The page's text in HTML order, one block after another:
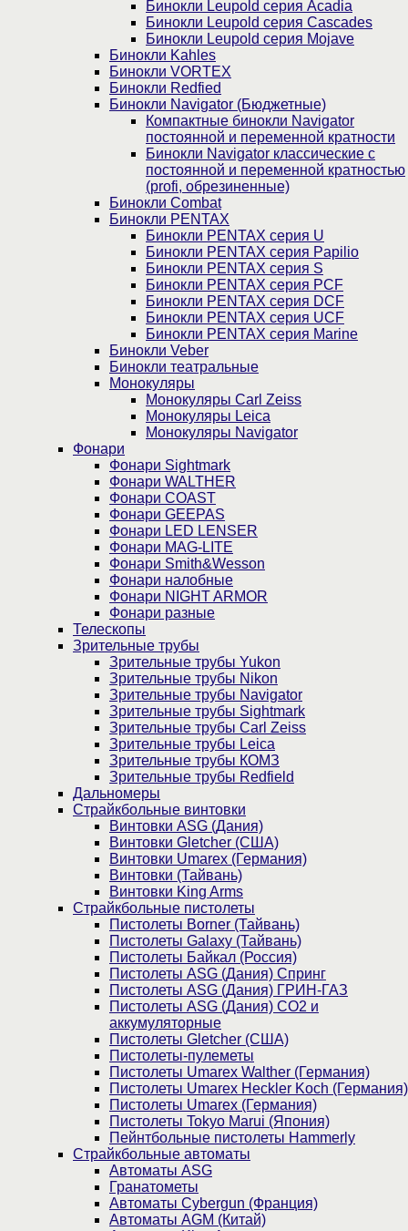
Бинокли Leupold серия Acadia
Бинокли Leupold серия Cascades
Бинокли Leupold серия Mojave
Бинокли Kahles
Бинокли VORTEX
Бинокли Redfied
Бинокли Navigator (Бюджетные)
Компактные бинокли Navigator
постоянной и переменной кратности
Бинокли Navigator классические с
постоянной и переменной кратностью
(profi, обрезиненные)
Бинокли Combat
Бинокли PENTAX
Бинокли PENTAX серия U
Бинокли PENTAX серия Papilio
Бинокли PENTAX серия S
Бинокли PENTAX серия PCF
Бинокли PENTAX серия DCF
Бинокли PENTAX серия UCF
Бинокли PENTAX серия Marine
Бинокли Veber
Бинокли театральные
Монокуляры
Монокуляры Carl Zeiss
Монокуляры Leica
Монокуляры Navigator
Фонари
Фонари Sightmark
Фонари WALTHER
Фонари COAST
Фонари GEEPAS
Фонари LED LENSER
Фонари MAG-LITE
Фонари Smith&Wesson
Фонари налобные
Фонари NIGHT ARMOR
Фонари разные
Телескопы
Зрительные трубы
Зрительные трубы Yukon
Зрительные трубы Nikon
Зрительные трубы Navigator
Зрительные трубы Sightmark
Зрительные трубы Carl Zeiss
Зрительные трубы Leica
Зрительные трубы КОМЗ
Зрительные трубы Redfield
Дальномеры
Страйкбольные винтовки
Винтовки ASG (Дания)
Винтовки Gletcher (США)
Винтовки Umarex (Германия)
Винтовки (Тайвань)
Винтовки King Arms
Страйкбольные пистолеты
Пистолеты Borner (Тайвань)
Пистолеты Galaxy (Тайвань)
Пистолеты Байкал (Россия)
Пистолеты ASG (Дания) Спринг
Пистолеты ASG (Дания) ГРИН-ГАЗ
Пистолеты ASG (Дания) CO2 и
аккумуляторные
Пистолеты Gletcher (США)
Пистолеты-пулеметы
Пистолеты Umarex Walther (Германия)
Пистолеты Umarex Heckler Koch (Германия)
Пистолеты Umarex (Германия)
Пистолеты Tokyo Marui (Япония)
Пейнтбольные пистолеты Hammerly
Страйкбольные автоматы
Автоматы ASG
Гранатометы
Автоматы Cybergun (Франция)
Автоматы AGM (Китай)